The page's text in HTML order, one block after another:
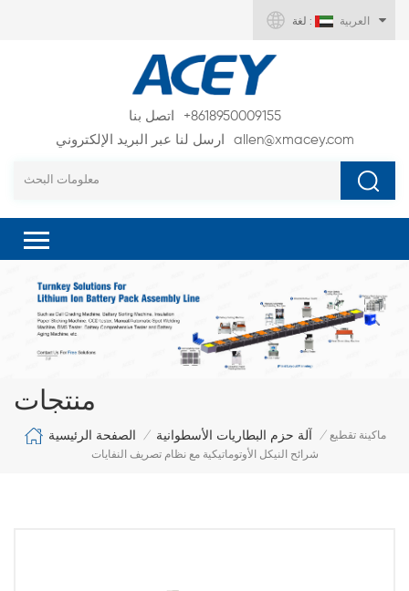
لغة : العربية
اتصل بنا
+8618950009155
ارسل لنا عبر البريد الإلكتروني
allen@xmacey.com
منتجات
الصفحة الرئيسية / آلة حزم البطاريات الأسطوانية / ماكينة تقطيع
شرائح النيكل الأوتوماتيكية مع نظام تصريف النفايات